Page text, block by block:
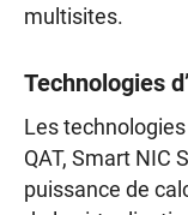
multisites.
Technologies
Les
QAT, Smart NIC
puissance de